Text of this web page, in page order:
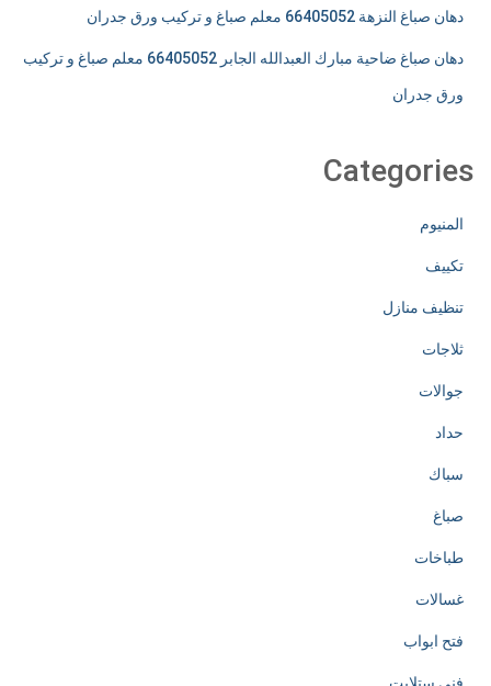
دهان صباغ النزهة 66405052 معلم صباغ و تركيب ورق جدران
دهان صباغ ضاحية مبارك العبدالله الجابر 66405052 معلم صباغ و تركيب
ورق جدران
Categories
المنيوم
تكييف
تنظيف منازل
ثلاجات
جوالات
حداد
سباك
صباغ
طباخات
غسالات
فتح ابواب
فني ستلايت